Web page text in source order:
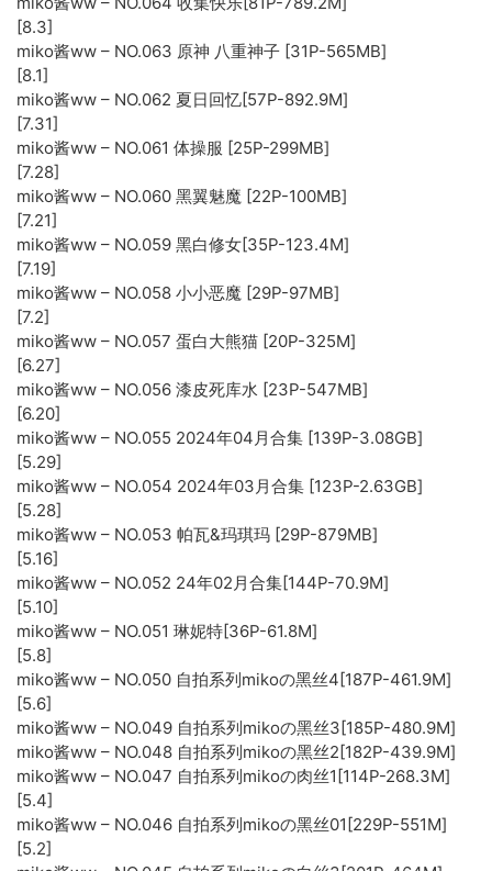
[8.3]
miko酱ww – NO.063 原神 八重神子 [31P-565MB]
[8.1]
miko酱ww – NO.062 夏日回忆[57P-892.9M]
[7.31]
miko酱ww – NO.061 体操服 [25P-299MB]
[7.28]
miko酱ww – NO.060 黑翼魅魔 [22P-100MB]
[7.21]
miko酱ww – NO.059 黑白修女[35P-123.4M]
[7.19]
miko酱ww – NO.058 小小恶魔 [29P-97MB]
[7.2]
miko酱ww – NO.057 蛋白大熊猫 [20P-325M]
[6.27]
miko酱ww – NO.056 漆皮死库水 [23P-547MB]
[6.20]
miko酱ww – NO.055 2024年04月合集 [139P-3.08GB]
[5.29]
miko酱ww – NO.054 2024年03月合集 [123P-2.63GB]
[5.28]
miko酱ww – NO.053 帕瓦&玛琪玛 [29P-879MB]
[5.16]
miko酱ww – NO.052 24年02月合集[144P-70.9M]
[5.10]
miko酱ww – NO.051 琳妮特[36P-61.8M]
[5.8]
miko酱ww – NO.050 自拍系列mikoの黑丝4[187P-461.9M]
[5.6]
miko酱ww – NO.049 自拍系列mikoの黑丝3[185P-480.9M]
miko酱ww – NO.048 自拍系列mikoの黑丝2[182P-439.9M]
miko酱ww – NO.047 自拍系列mikoの肉丝1[114P-268.3M]
[5.4]
miko酱ww – NO.046 自拍系列mikoの黑丝01[229P-551M]
[5.2]